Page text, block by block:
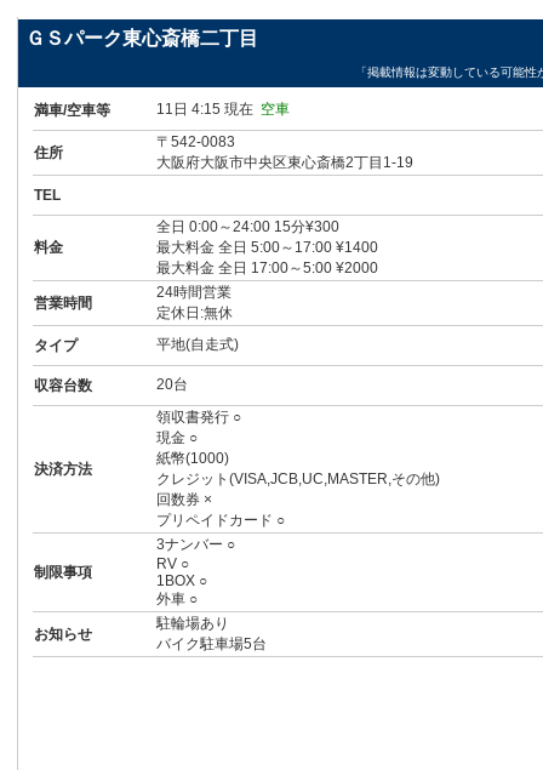
ＧＳパーク東心斎橋二丁目
「掲載情報は変動している可能
満車/空車等 11日 4:15 現在 空車
住所
〒542-0083
大阪府大阪市中央区東心斎橋2丁目1-19
TEL
料金
全日 0:00～24:00 15分¥300
最大料金 全日 5:00～17:00 ¥1400
最大料金 全日 17:00～5:00 ¥2000
営業時間
24時間営業
定休日:無休
タイプ
平地(自走式)
収容台数 20台
決済方法
領収書発行 ○
現金 ○
紙幣(1000)
クレジット(VISA,JCB,UC,MASTER,その他)
回数券 ×
プリペイドカード ○
制限事項
3ナンバー ○
RV ○
1BOX ○
外車 ○
お知らせ
駐輪場あり
バイク駐車場5台